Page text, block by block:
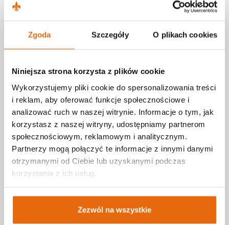
Zgoda Szczegóły O plikach cookies
Niniejsza strona korzysta z plików cookie
Wykorzystujemy pliki cookie do spersonalizowania treści
i reklam, aby oferować funkcje społecznościowe i
analizować ruch w naszej witrynie. Informacje o tym, jak
korzystasz z naszej witryny, udostępniamy partnerom
społecznościowym, reklamowym i analitycznym.
Partnerzy mogą połączyć te informacje z innymi danymi
otrzymanymi od Ciebie lub uzyskanymi podczas
korzystania z ich usług.
Zezwól na wszystkie
Z życia przychodni - aktualności
Blog - poradnik pacjenta
Media o nas
E-zdrowie
E-rejestracja
E-odbiór wyników
E-porada
Promocja zdrowia
Karta podarunkowa